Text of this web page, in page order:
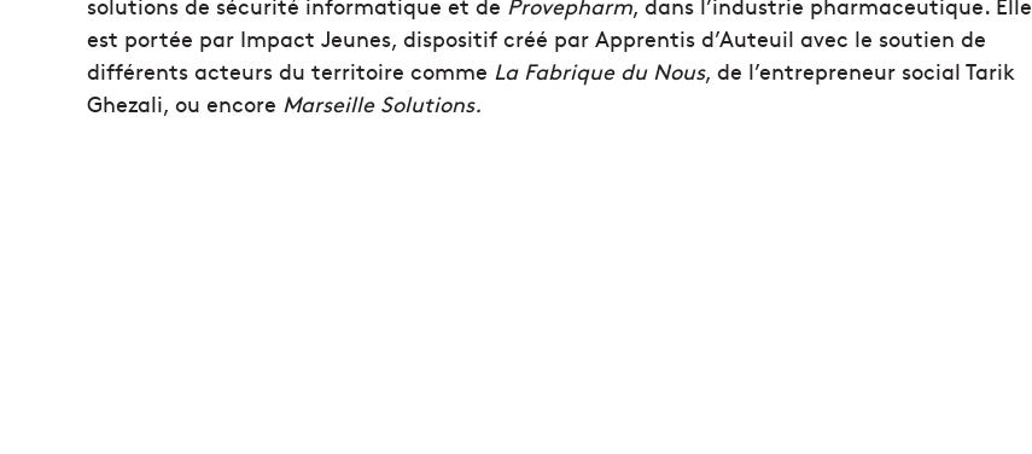
est portée par Impact Jeunes, dispositif créé par Apprentis d’Auteuil avec le soutien de
différents acteurs du territoire comme La Fabrique du Nous, de l’entrepreneur social Tarik
Ghezali, ou encore Marseille Solutions.